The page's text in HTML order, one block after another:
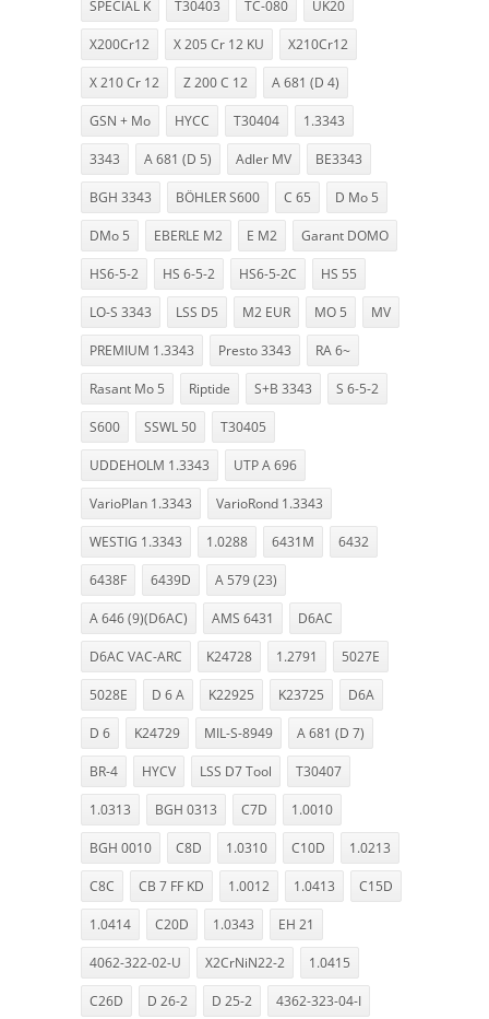
SPECIAL K T30403 TC-080 UK20
X200Cr12 X 205 Cr 12 KU X210Cr12
X 210 Cr 12 Z 200 C 12 A 681 (D 4)
GSN + Mo HYCC T30404 1.3343
3343 A 681 (D 5) Adler MV BE3343
BGH 3343 BÖHLER S600 C 65 D Mo 5
DMo 5 EBERLE M2 E M2 Garant DOMO
HS6-5-2 HS 6-5-2 HS6-5-2C HS 55
LO-S 3343 LSS D5 M2 EUR MO 5 MV
PREMIUM 1.3343 Presto 3343 RA 6~
Rasant Mo 5 Riptide S+B 3343 S 6-5-2
S600 SSWL 50 T30405
UDDEHOLM 1.3343 UTP A 696
VarioPlan 1.3343 VarioRond 1.3343
WESTIG 1.3343 1.0288 6431M 6432
6438F 6439D A 579 (23)
A 646 (9)(D6AC) AMS 6431 D6AC
D6AC VAC-ARC K24728 1.2791 5027E
5028E D 6 A K22925 K23725 D6A
D 6 K24729 MIL-S-8949 A 681 (D 7)
BR-4 HYCV LSS D7 Tool T30407
1.0313 BGH 0313 C7D 1.0010
BGH 0010 C8D 1.0310 C10D 1.0213
C8C CB 7 FF KD 1.0012 1.0413 C15D
1.0414 C20D 1.0343 EH 21
4062-322-02-U X2CrNiN22-2 1.0415
C26D D 26-2 D 25-2 4362-323-04-I